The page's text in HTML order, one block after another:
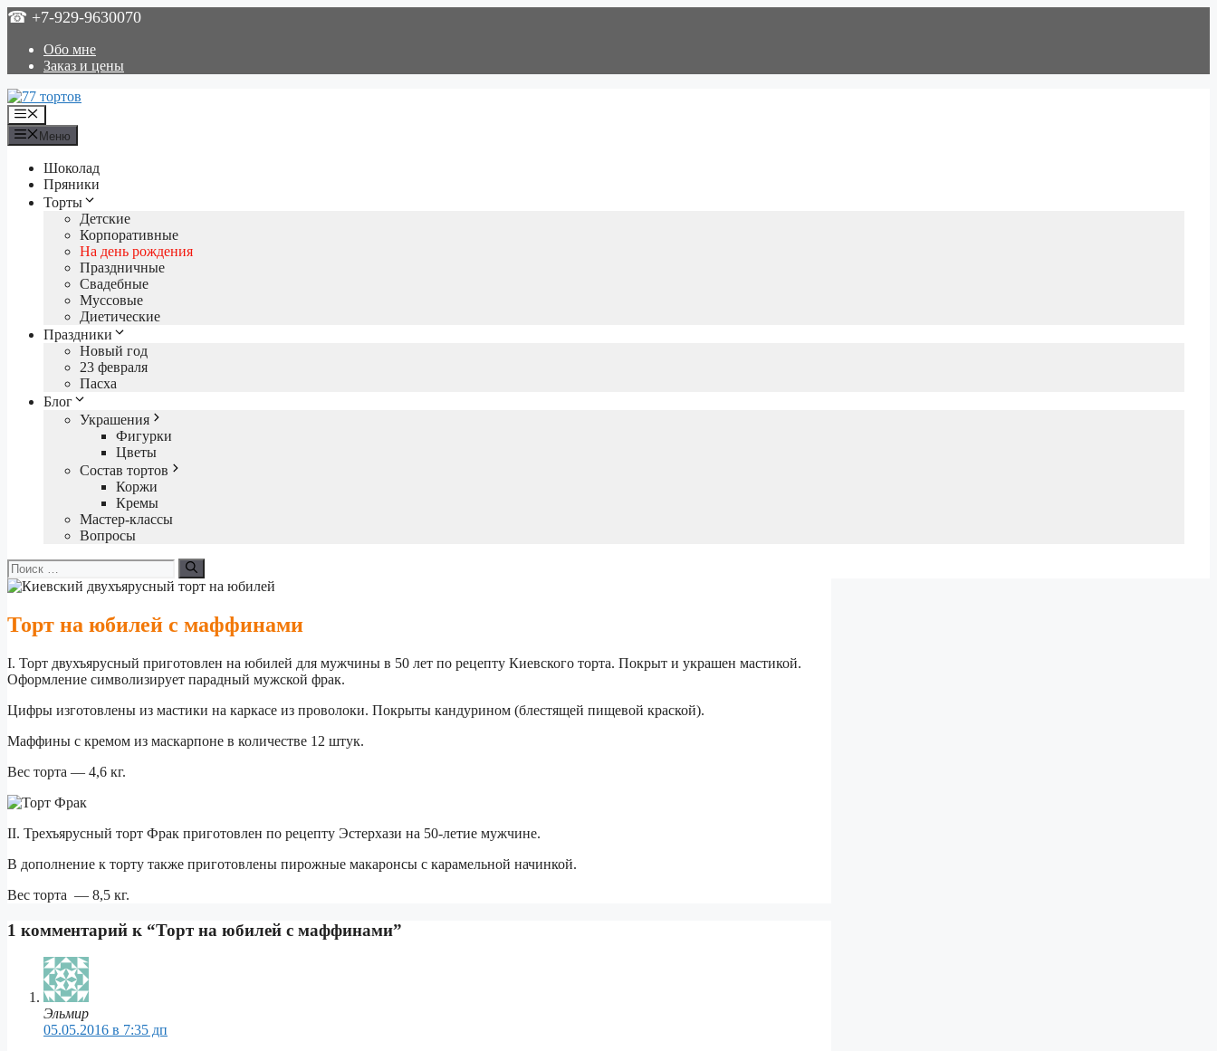
Перейти
содержимому
☎ +7-929-9630070
Обо мне
Заказ и цены
Меню
Меню
Шоколад
Пряники
Торты
Детские
Корпоративные
На день рождения
Праздничные
Свадебные
Муссовые
Диетические
Праздники
Новый год
23 февраля
Пасха
Блог
Украшения
Фигурки
Цветы
Состав тортов
Коржи
Кремы
Мастер-классы
Вопросы
Поиск:
Торт на юбилей с маффинами
I. Торт двухъярусный приготовлен на юбилей для мужчины в 50 лет по рецепту Киевского торта. Покрыт и украшен мастикой.
Оформление символизирует парадный мужской фрак.
Цифры изготовлены из мастики на каркасе из проволоки. Покрыты кандурином (блестящей пищевой краской).
Маффины с кремом из маскарпоне в количестве 12 штук.
Вес торта — 4,6 кг.
II. Трехъярусный торт Фрак приготовлен по рецепту Эстерхази на 50-летие мужчине.
В дополнение к торту также приготовлены пирожные макаронсы с карамельной начинкой.
Вес торта — 8,5 кг.
1 комментарий к “Торт на юбилей с маффинами”
Эльмир
05.05.2016 в 7:35 дп